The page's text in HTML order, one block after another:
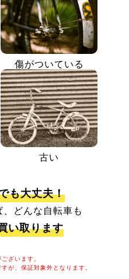
傷がついている
古い
も大丈夫！
どんな自転車も
い取ります
ざいます。
が、保証対象外となります。